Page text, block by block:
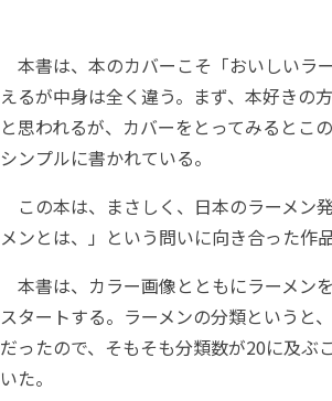
本書は、本のカバーこそ「おいしいラ
えるが中身は全く違う。まず、本好きの
と思われるが、カバーをとってみるとこ
シンプルに書かれている。
この本は、まさしく、日本のラーメン
メンとは、」という問いに向き合った作
本書は、カラー画像とともにラーメン
スタートする。ラーメンの分類というと
だったので、そもそも分類数が20に及ぶ
いた。